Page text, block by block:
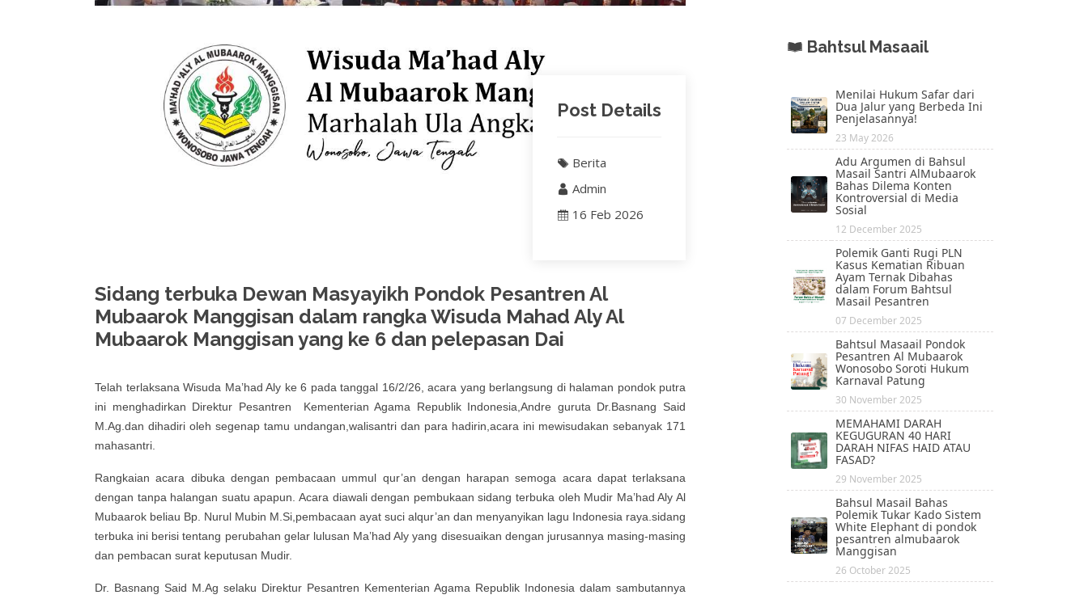
Post Details
Berita
Admin
16 Feb 2026
Sidang terbuka Dewan Masyayikh Pondok Pesantren Al
Mubaarok Manggisan dalam rangka Wisuda Mahad Aly Al
Mubaarok Manggisan yang ke 6 dan pelepasan Dai
Telah terlaksana Wisuda Ma’had Aly ke 6 pada tanggal 16/2/26, acara yang berlangsung di halaman pondok putra
ini menghadirkan Direktur Pesantren Kementerian Agama Republik Indonesia,Andre guruta Dr.Basnang Said
M.Ag.dan dihadiri oleh segenap tamu undangan,walisantri dan para hadirin,acara ini mewisudakan sebanyak 171
mahasantri.
Rangkaian acara dibuka dengan pembacaan ummul qur’an dengan harapan semoga acara dapat terlaksana
dengan tanpa halangan suatu apapun. Acara diawali dengan pembukaan sidang terbuka oleh Mudir Ma’had Aly Al
Mubaarok beliau Bp. Nurul Mubin M.Si,pembacaan ayat suci alqur’an dan menyanyikan lagu Indonesia raya.sidang
terbuka ini berisi tentang perubahan gelar lulusan Ma’had Aly yang disesuaikan dengan jurusannya masing-masing
dan pembacan surat keputusan Mudir.
Dr. Basnang Said M.Ag selaku Direktur Pesantren Kementerian Agama Republik Indonesia dalam sambutannya
Bahtsul Masaail
Menilai Hukum Safar dari
Dua Jalur yang Berbeda Ini
Penjelasannya!
23 May 2026
Adu Argumen di Bahsul
Masail Santri AlMubaarok
Bahas Dilema Konten
Kontroversial di Media
Sosial
12 December 2025
Polemik Ganti Rugi PLN
Kasus Kematian Ribuan
Ayam Ternak Dibahas
dalam Forum Bahtsul
Masail Pesantren
07 December 2025
Bahtsul Masaail Pondok
Pesantren Al Mubaarok
Wonosobo Soroti Hukum
Karnaval Patung
30 November 2025
MEMAHAMI DARAH
KEGUGURAN 40 HARI
DARAH NIFAS HAID ATAU
FASAD?
29 November 2025
Bahsul Masail Bahas
Polemik Tukar Kado Sistem
White Elephant di pondok
pesantren almubaarok
Manggisan
26 October 2025